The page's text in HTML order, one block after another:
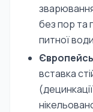
без пор та
питної
вставка